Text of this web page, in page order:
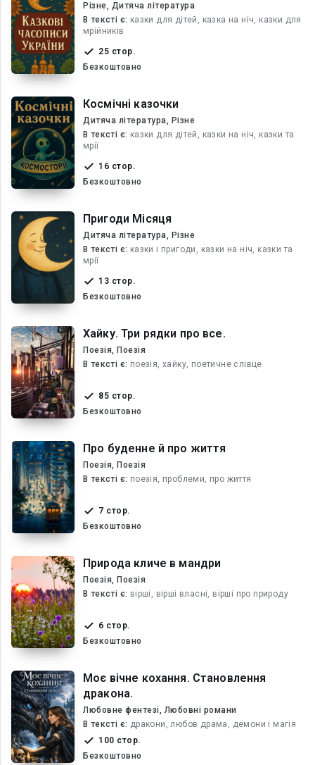
Різне, Дитяча література
В текcті є: казки для дітей, казка на ніч, казки для
мрійників
25 стор.
Безкоштовно
Космічні казочки
Дитяча література, Різне
В текcті є: казки для дітей, казки на ніч, казки та
мрії
16 стор.
Безкоштовно
Пригоди Місяця
Дитяча література, Різне
В текcті є: казки і пригоди, казки на ніч, казки та
мрії
13 стор.
Безкоштовно
Хайку. Три рядки про все.
Поезія, Поезія
В текcті є: поезія, хайку, поетичне слівце
85 стор.
Безкоштовно
Про буденне й про життя
Поезія, Поезія
В текcті є: поезія, проблеми, про життя
7 стор.
Безкоштовно
Природа кличе в мандри
Поезія, Поезія
В текcті є: вірші, вірші власні, вірші про природу
6 стор.
Безкоштовно
Моє вічне кохання. Становлення
дракона.
Любовне фентезі, Любовні романи
В текcті є: дракони, любов драма, демони і магія
100 стор.
Безкоштовно